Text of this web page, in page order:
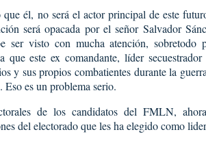
que él, no será el actor principal de este
será opacada por el señor Salvador
ser visto con mucha atención, sobretodo
que este ex comandante, líder
y sus propios combatientes durante la
Eso es un problema serio.
de los candidatos del FMLN,
del electorado que les ha elegido como